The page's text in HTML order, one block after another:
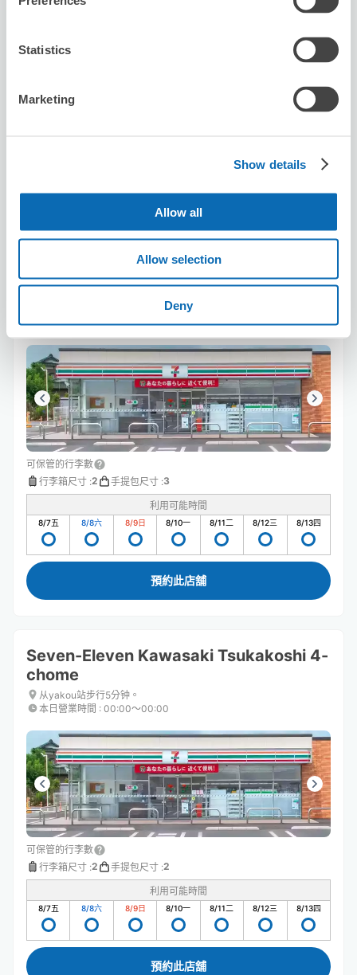
Statistics
Marketing
Show details
Allow all
Allow selection
Deny
行李箱尺寸
預約此店舖
Seven-Eleven Tsurumi Ichiba
Higashinaka
从tsurumiichiba站步行2分钟。
本日營業時間: 00:00〜00:00
可保管的行李數
行李箱尺寸 :2 手提包尺寸 :3
利用可能時間
8/7五 8/8六 8/9日 8/10一 8/11二 8/12三 8/13四
預約此店舖
Seven-Eleven Kawasaki Tsukakoshi 4-
chome
从yakou站步行5分钟。
本日營業時間 : 00:00〜00:00
可保管的行李數
行李箱尺寸 :2 手提包尺寸 :2
利用可能時間
8/7五 8/8六 8/9日 8/10一 8/11二 8/12三 8/13四
預約此店舖